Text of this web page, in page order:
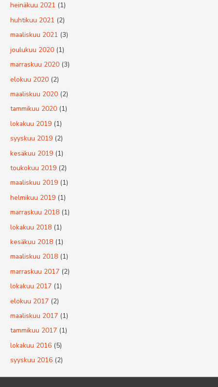
heinäkuu 2021 (1)
huhtikuu 2021 (2)
maaliskuu 2021 (3)
joulukuu 2020 (1)
marraskuu 2020 (3)
elokuu 2020 (2)
maaliskuu 2020 (2)
tammikuu 2020 (1)
lokakuu 2019 (1)
syyskuu 2019 (2)
kesäkuu 2019 (1)
toukokuu 2019 (2)
maaliskuu 2019 (1)
helmikuu 2019 (1)
marraskuu 2018 (1)
lokakuu 2018 (1)
kesäkuu 2018 (1)
maaliskuu 2018 (1)
marraskuu 2017 (2)
lokakuu 2017 (1)
elokuu 2017 (2)
maaliskuu 2017 (1)
tammikuu 2017 (1)
lokakuu 2016 (5)
syyskuu 2016 (2)